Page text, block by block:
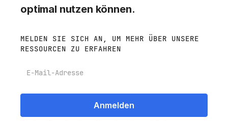
optimal nutzen können.
MELDEN SIE SICH AN, UM MEHR ÜBER UNSERE
RESSOURCEN ZU ERFAHREN